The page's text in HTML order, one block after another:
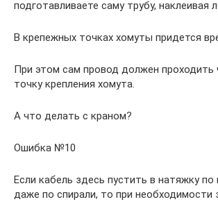
подготавливаете саму трубу, наклеивая
В крепежных точках хомуты придется
При этом сам провод должен
точку крепления хомута.
А что делать с краном?
Ошибка №10
Если кабель здесь пустить в натяжку по
даже по спирали, то при необходимости